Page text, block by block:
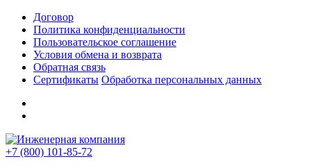
Договор
Политика конфиденциальности
Пользовательское соглашение
Условия обмена и возврата
Обратная связь
Сертификаты Обработка персональных данных
+7 (800) 101-85-72